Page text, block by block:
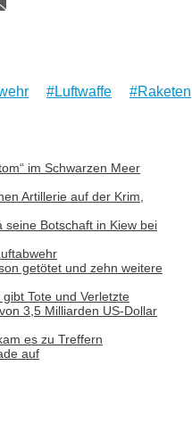
Luftwaffe Raketen
im Schwarzen Meer
Artillerie auf der Krim,
Botschaft in Kiew bei
getötet und zehn weitere
Tote und Verletzte
3,5 Milliarden US-Dollar
es zu Treffern
auf